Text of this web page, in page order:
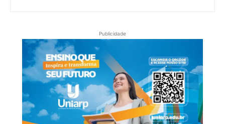
Publicidade